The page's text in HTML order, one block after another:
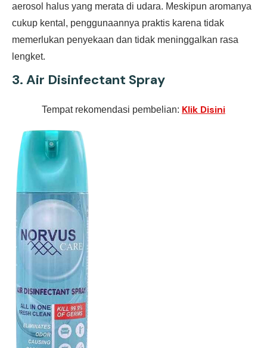
aerosol halus yang merata di udara. Meskipun aromanya
cukup kental, penggunaannya praktis karena tidak
memerlukan penyekaan dan tidak meninggalkan rasa
lengket.
3. Air Disinfectant Spray
Tempat rekomendasi pembelian: Klik Disini